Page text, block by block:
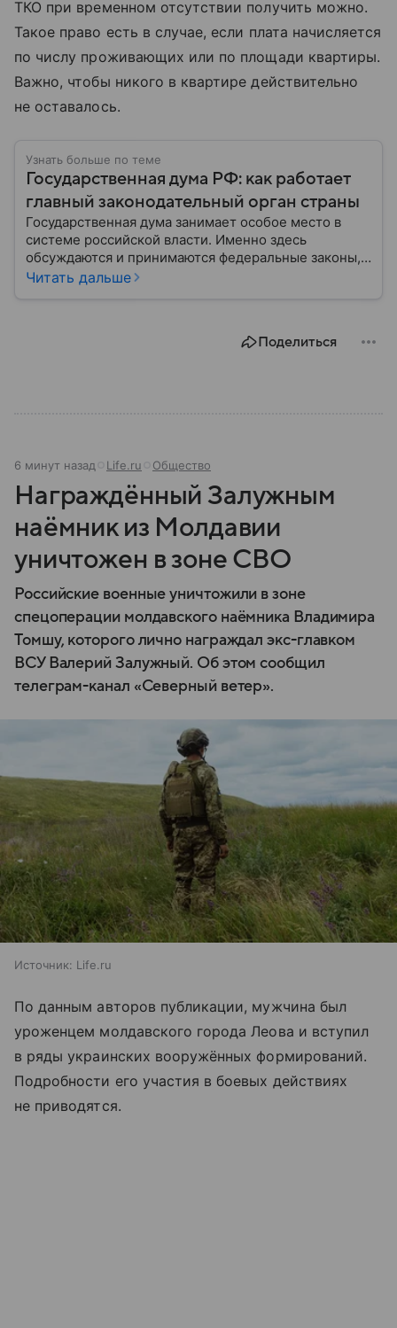
ТКО при временном отсутствии получить можно.
Такое право есть в случае, если плата начисляется
по числу проживающих или по площади квартиры.
Важно, чтобы никого в квартире действительно
не оставалось.
Узнать больше по теме
Государственная дума РФ: как работает
главный законодательный орган страны
Государственная дума занимает особое место в
системе российской власти. Именно здесь
обсуждаются и принимаются федеральные законы,
определяющие развитие государства, экономики и
Разбираемся, как устроена Госдума, какие
Читать дальше
Поделиться
6 минут назад Life.ru Общество
Награждённый Залужным
наёмник из Молдавии
уничтожен в зоне СВО
Российские военные уничтожили в зоне
спецоперации молдавского наёмника Владимира
Томшу, которого лично награждал экс-главком
ВСУ Валерий Залужный. Об этом сообщил
телеграм-канал «Северный ветер».
Источник: Life.ru
По данным авторов публикации, мужчина был
уроженцем молдавского города Леова и вступил
в ряды украинских вооружённых формирований.
Подробности его участия в боевых действиях
не приводятся.